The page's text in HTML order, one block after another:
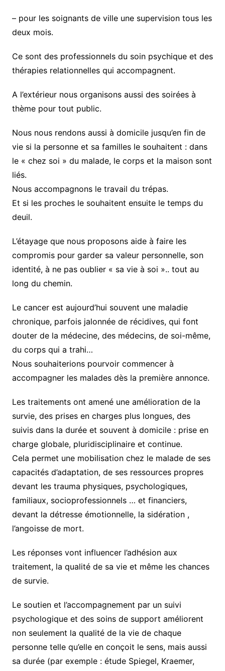
– pour les soignants de ville une supervision tous les
deux mois.
Ce sont des professionnels du soin psychique et des
thérapies relationnelles qui accompagnent.
A l’extérieur nous organisons aussi des soirées à
thème pour tout public.
Nous nous rendons aussi à domicile jusqu’en fin de
vie si la personne et sa familles le souhaitent : dans
le « chez soi » du malade, le corps et la maison sont
liés.
Nous accompagnons le travail du trépas.
Et si les proches le souhaitent ensuite le temps du
deuil.
L’étayage que nous proposons aide à faire les
compromis pour garder sa valeur personnelle, son
identité, à ne pas oublier « sa vie à soi ».. tout au
long du chemin.
Le cancer est aujourd’hui souvent une maladie
chronique, parfois jalonnée de récidives, qui font
douter de la médecine, des médecins, de soi-même,
du corps qui a trahi…
Nous souhaiterions pourvoir commencer à
accompagner les malades dès la première annonce.
Les traitements ont amené une amélioration de la
survie, des prises en charges plus longues, des
suivis dans la durée et souvent à domicile : prise en
charge globale, pluridisciplinaire et continue.
Cela permet une mobilisation chez le malade de ses
capacités d’adaptation, de ses ressources propres
devant les trauma physiques, psychologiques,
familiaux, socioprofessionnels … et financiers,
devant la détresse émotionnelle, la sidération ,
l’angoisse de mort.
Les réponses vont influencer l’adhésion aux
traitement, la qualité de sa vie et même les chances
de survie.
Le soutien et l’accompagnement par un suivi
psychologique et des soins de support améliorent
non seulement la qualité de la vie de chaque
personne telle qu’elle en conçoit le sens, mais aussi
sa durée (par exemple : étude Spiegel, Kraemer,